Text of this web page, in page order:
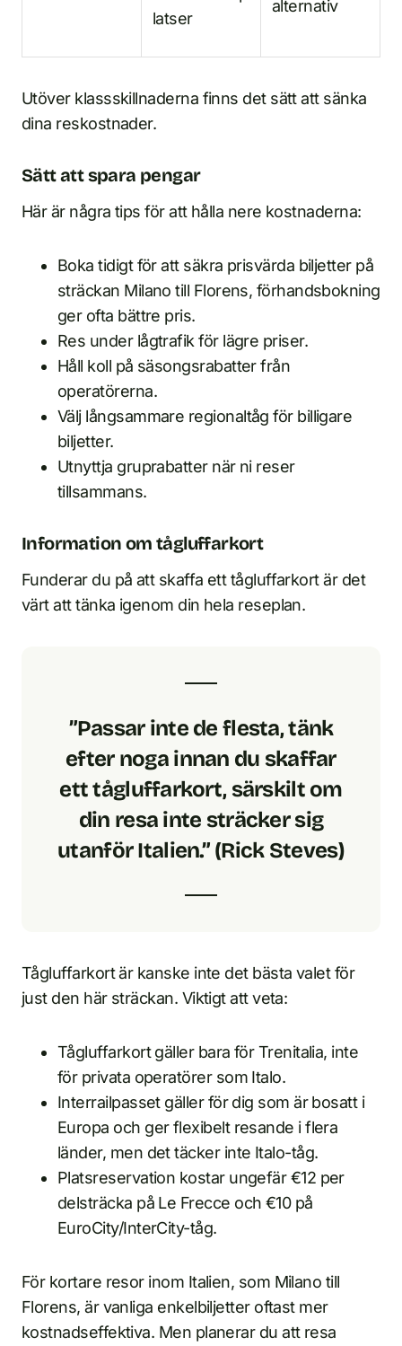
latser
alternativ
Utöver klassskillnaderna finns det sätt att sänka
dina reskostnader.
Sätt att spara pengar
Här är några tips för att hålla nere kostnaderna:
Boka tidigt för att säkra prisvärda biljetter på
sträckan Milano till Florens, förhandsbokning
ger ofta bättre pris.
Res under lågtrafik för lägre priser.
Håll koll på säsongsrabatter från
operatörerna.
Välj långsammare regionaltåg för billigare
biljetter.
Utnyttja gruprabatter när ni reser
tillsammans.
Information om tågluffarkort
Funderar du på att skaffa ett tågluffarkort är det
värt att tänka igenom din hela reseplan.
”Passar inte de flesta, tänk
efter noga innan du skaffar
ett tågluffarkort, särskilt om
din resa inte sträcker sig
utanför Italien.” (Rick Steves)
Tågluffarkort är kanske inte det bästa valet för
just den här sträckan. Viktigt att veta:
Tågluffarkort gäller bara för Trenitalia, inte
för privata operatörer som Italo.
Interrailpasset gäller för dig som är bosatt i
Europa och ger flexibelt resande i flera
länder, men det täcker inte Italo-tåg.
Platsreservation kostar ungefär €12 per
delsträcka på Le Frecce och €10 på
EuroCity/InterCity-tåg.
För kortare resor inom Italien, som Milano till
Florens, är vanliga enkelbiljetter oftast mer
kostnadseffektiva. Men planerar du att resa